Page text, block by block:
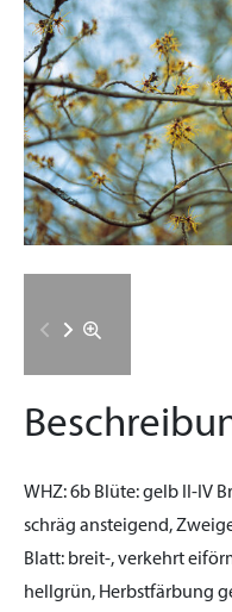
WHZ:6b Blüte:gelb II-IV
schräg ansteigend,
Blatt: breit-, verkehrt
hellgrün, Herbstfärbung